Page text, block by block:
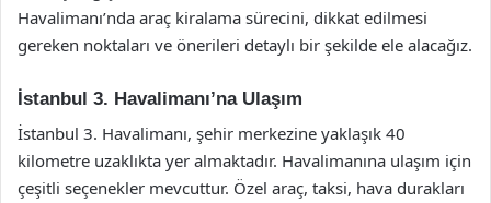
Havalimanı’nda araç kiralama sürecini, dikkat edilmesi
gereken noktaları ve önerileri detaylı bir şekilde ele alacağız.
İstanbul 3. Havalimanı’na Ulaşım
İstanbul 3. Havalimanı, şehir merkezine yaklaşık 40
kilometre uzaklıkta yer almaktadır. Havalimanına ulaşım için
çeşitli seçenekler mevcuttur. Özel araç, taksi, hava durakları